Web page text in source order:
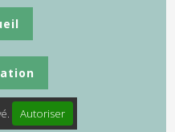
Autoriser